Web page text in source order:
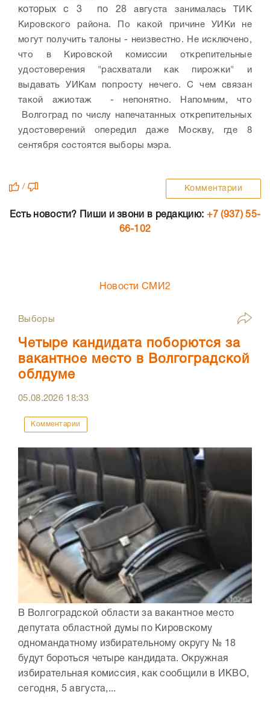
которых с 3 по 28августа занималась ТИК
Кировского района. По какой причине УИКи не
могут получить талоны - неизвестно. Не исключено,
что в Кировской комиссии открепительные
удостоверения "расхватали как пирожки" и
выдавать УИКам попросту нечего. С чем связан
такой ажиотаж - непонятно. Напомним, что
Волгоград по числу напечатанных открепительных
удостоверений опередил даже Москву, где 8
сентября состоятся выборы мэра.
/ Комментарии
Есть новости? Пиши и звони в редакцию: +7 (937) 55-
66-102
Новости СМИ2
Выборы
Четыре кандидата поборются за
вакантное место в Волгоградской
облдуме
05.08.2026 18:33
Комментарии
В Волгоградской области за вакантное место
депутата областной думы по Кировскому
одномандатному избирательному округу № 18
будут бороться четыре кандидата. Окружная
избирательная комиссия, как сообщили в ИКВО,
сегодня, 5 августа,...